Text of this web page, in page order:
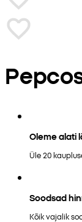
Oleme alati
Üle 20
Soodsad
Kõik vajalik